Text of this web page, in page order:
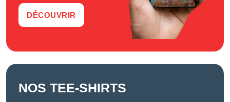
DÉCOUVRIR
NOS TEE-SHIRTS